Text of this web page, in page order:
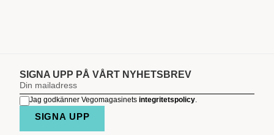
SIGNA UPP PÅ VÅRT NYHETSBREV
Jag godkänner Vegomagasinets integritetspolicy.
SIGNA UPP